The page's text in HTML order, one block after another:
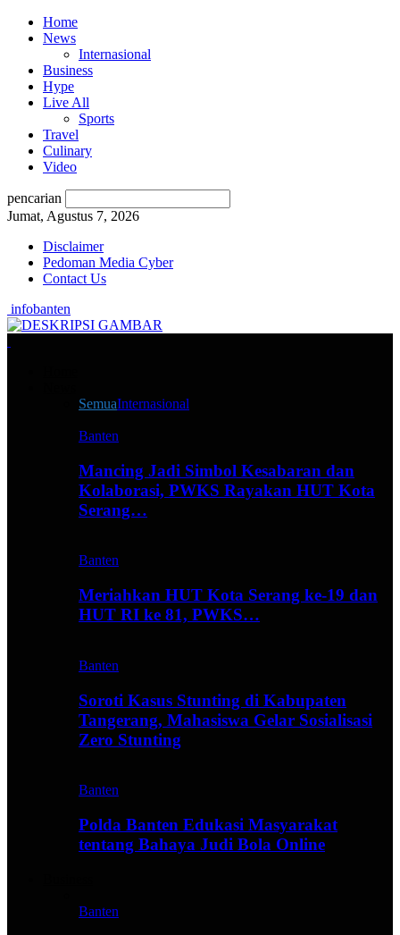
Home
News
Internasional
Business
Hype
Live All
Sports
Travel
Culinary
Video
pencarian
Jumat, Agustus 7, 2026
Disclaimer
Pedoman Media Cyber
Contact Us
infobanten
SemuaInternasional
Banten
Mancing Jadi Simbol Kesabaran dan
Kolaborasi, PWKS Rayakan HUT Kota
Serang…
Banten
Meriahkan HUT Kota Serang ke-19 dan
HUT RI ke 81, PWKS…
Banten
Soroti Kasus Stunting di Kabupaten
Tangerang, Mahasiswa Gelar Sosialisasi
Zero Stunting
Banten
Polda Banten Edukasi Masyarakat
tentang Bahaya Judi Bola Online
Banten